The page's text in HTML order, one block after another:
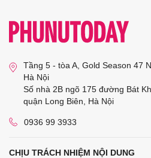
Tầng 5 - tòa A, Gold Season 47
Hà Nội
Số nhà 2B ngõ 175 đường Bát
quận Long Biên, Hà Nội
0936 99 3933
CHỊU TRÁCH NHIỆM NỘI DUNG